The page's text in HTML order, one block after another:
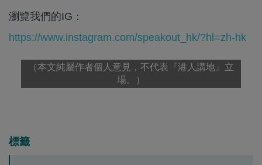
瀏覽我們的IG：
https://www.instagram.com/speakout_hk/?hl=zh-hk
（本文純屬作者個人意見，不代表『港人講地』立
場。）
標籤